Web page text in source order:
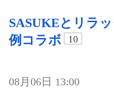
SASUKEとリラ
例コラボ
10
08月06日 13:00